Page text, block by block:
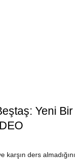
Yeni Bir
ders almadığını